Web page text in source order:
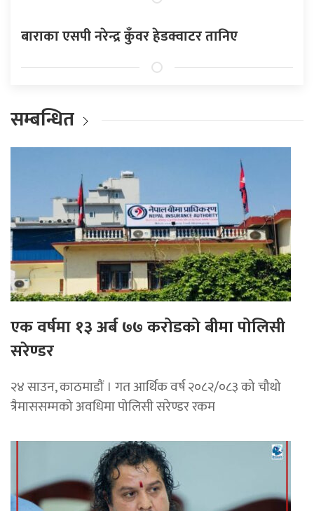
बाराका एसपी नरेन्द्र कुँवर हेडक्वाटर तानिए
सम्बन्धित
एक वर्षमा १३ अर्ब ७७ करोडको बीमा पोलिसी
सरेण्डर
२४ साउन, काठमाडाैं । गत आर्थिक वर्ष २०८२/०८३ को चौथो
त्रैमाससम्मको अवधिमा पोलिसी सरेण्डर रकम